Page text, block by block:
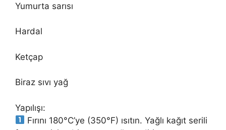
Yumurta sarısı
Hardal
Ketçap
Biraz sıvı yağ
Yapılışı:
Fırını 180°C’ye (350°F) ısıtın. Yağlı kağıt serili